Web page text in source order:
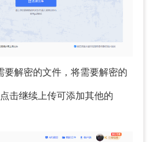
要解密的文件，将需要解密的
击继续上传可添加其他的